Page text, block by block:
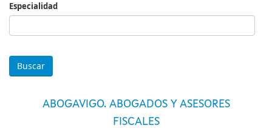
Especialidad
ABOGAVIGO. ABOGADOS Y ASESORES
FISCALES